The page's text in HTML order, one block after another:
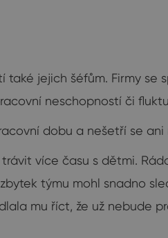
jejich šéfům. Firmy se
neschopností či
dobu a nešetří se ani
více času s dětmi.
týmu mohl snadno
mu říct, že už nebude